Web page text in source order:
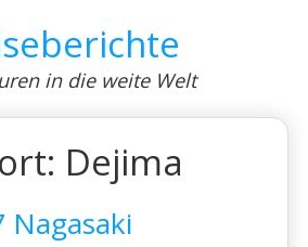
in die weite Welt
Dejima
Nagasaki